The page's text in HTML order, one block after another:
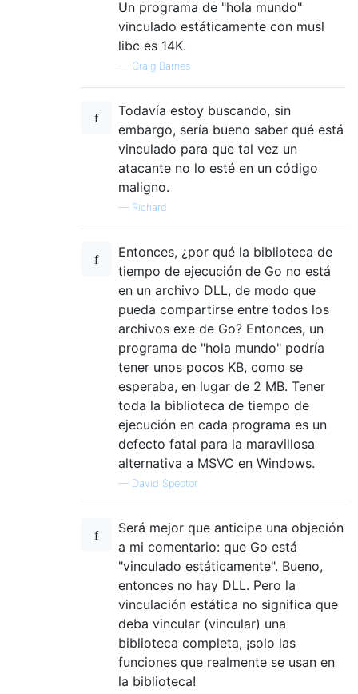
Un programa de "hola mundo"
vinculado estáticamente con musl
libc es 14K.
— Craig Barnes
Todavía estoy buscando, sin
embargo, sería bueno saber qué está
vinculado para que tal vez un
atacante no lo esté en un código
maligno.
— Richard
Entonces, ¿por qué la biblioteca de
tiempo de ejecución de Go no está
en un archivo DLL, de modo que
pueda compartirse entre todos los
archivos exe de Go? Entonces, un
programa de "hola mundo" podría
tener unos pocos KB, como se
esperaba, en lugar de 2 MB. Tener
toda la biblioteca de tiempo de
ejecución en cada programa es un
defecto fatal para la maravillosa
alternativa a MSVC en Windows.
— David Spector
Será mejor que anticipe una objeción
a mi comentario: que Go está
"vinculado estáticamente". Bueno,
entonces no hay DLL. Pero la
vinculación estática no significa que
deba vincular (vincular) una
biblioteca completa, ¡solo las
funciones que realmente se usan en
la biblioteca!